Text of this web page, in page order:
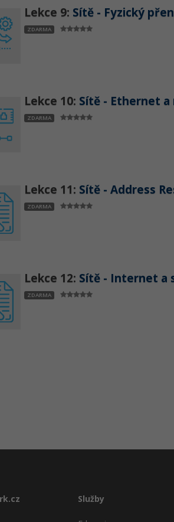
Lekce 9: Sítě - Fyzický
ZDARMA
Lekce 10: Sítě - Ethernet a
ZDARMA
Lekce 11: Sítě - Address
ZDARMA
Lekce 12: Sítě - Internet a
ZDARMA
Služby